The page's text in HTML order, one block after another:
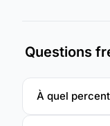
Questions
À quel